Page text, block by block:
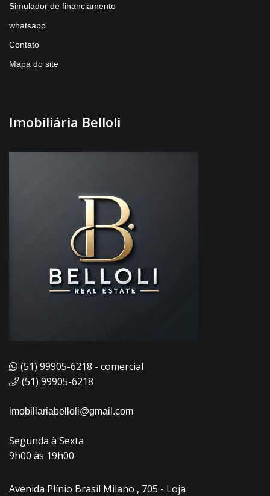
Simulador de financiamento
whatsapp
Contato
Mapa do site
Imobiliária Belloli
(51) 99905-6218 - comercial
(51) 99905-6218
imobiliariabelloli@gmail.com
Segunda à Sexta
9h00 às 19h00
Avenida Plínio Brasil Milano , 705 - Loja